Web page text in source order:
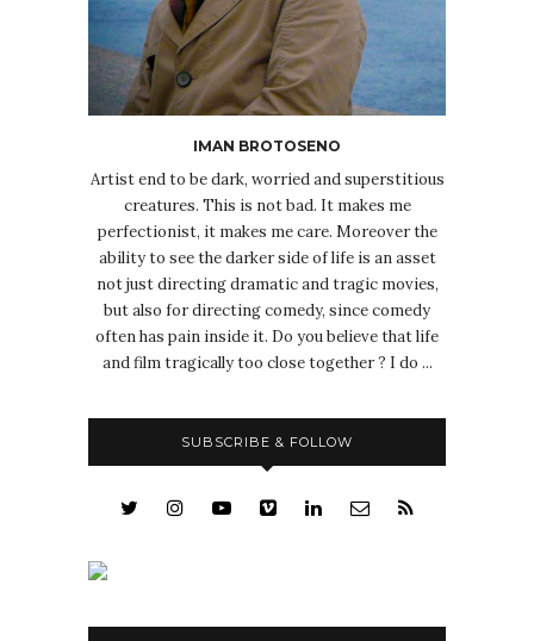
IMAN BROTOSENO
Artist end to be dark, worried and superstitious
creatures. This is not bad. It makes me
perfectionist, it makes me care. Moreover the
ability to see the darker side of life is an asset
not just directing dramatic and tragic movies,
but also for directing comedy, since comedy
often has pain inside it. Do you believe that life
and film tragically too close together ? I do ...
SUBSCRIBE & FOLLOW